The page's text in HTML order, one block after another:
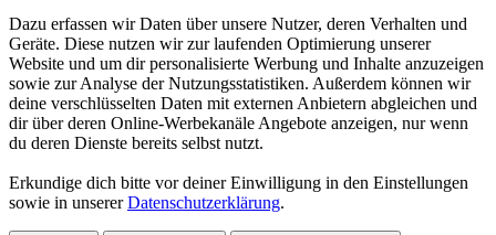
Dazu erfassen wir Daten über unsere Nutzer, deren Verhalten und
Geräte. Diese nutzen wir zur laufenden Optimierung unserer
Website und um dir personalisierte Werbung und Inhalte anzuzeigen
sowie zur Analyse der Nutzungsstatistiken. Außerdem können wir
deine verschlüsselten Daten mit externen Anbietern abgleichen und
dir über deren Online-Werbekanäle Angebote anzeigen, nur wenn
du deren Dienste bereits selbst nutzt.
Erkundige dich bitte vor deiner Einwilligung in den Einstellungen
sowie in unsererDatenschutzerklärung.